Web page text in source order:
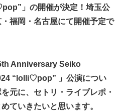
」の開催が決定！埼玉公
福岡・名古屋にて開催予定で
Anniversary Seiko
“lolli♡pop” 」公演につい
元に、セトリ・ライブレポ・
ていきたいと思います。